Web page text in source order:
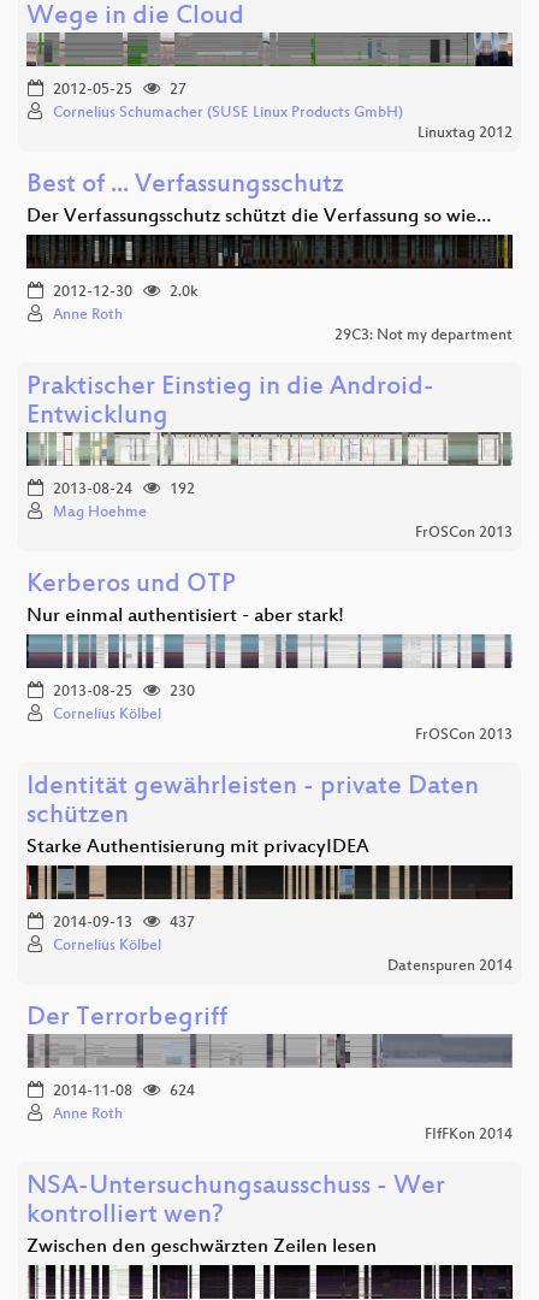
Wege in die Cloud
2012-05-25
27
Cornelius Schumacher (SUSE Linux Products GmbH)
Linuxtag 2012
Best of ... Verfassungsschutz
Der Verfassungsschutz schützt die Verfassung so wie…
2012-12-30
2.0k
Anne Roth
29C3: Not my department
Praktischer Einstieg in die Android-
Entwicklung
2013-08-24
192
Mag Hoehme
FrOSCon 2013
Kerberos und OTP
Nur einmal authentisiert - aber stark!
2013-08-25
230
Cornelius Kölbel
FrOSCon 2013
Identität gewährleisten - private Daten
schützen
Starke Authentisierung mit privacyIDEA
2014-09-13
437
Cornelius Kölbel
Datenspuren 2014
Der Terrorbegriff
2014-11-08
624
Anne Roth
FIfFKon 2014
NSA-Untersuchungsausschuss - Wer
kontrolliert wen?
Zwischen den geschwärzten Zeilen lesen